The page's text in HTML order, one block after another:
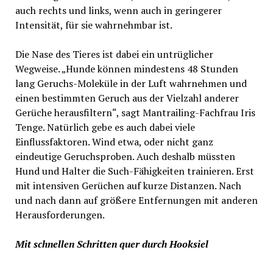
auch rechts und links, wenn auch in geringerer
Intensität, für sie wahrnehmbar ist.
Die Nase des Tieres ist dabei ein untrüglicher
Wegweise. „Hunde können mindestens 48 Stunden
lang Geruchs-Moleküle in der Luft wahrnehmen und
einen bestimmten Geruch aus der Vielzahl anderer
Gerüche herausfiltern“, sagt Mantrailing-Fachfrau Iris
Tenge. Natürlich gebe es auch dabei viele
Einflussfaktoren. Wind etwa, oder nicht ganz
eindeutige Geruchsproben. Auch deshalb müssten
Hund und Halter die Such-Fähigkeiten trainieren. Erst
mit intensiven Gerüchen auf kurze Distanzen. Nach
und nach dann auf größere Entfernungen mit anderen
Herausforderungen.
Mit schnellen Schritten quer durch Hooksiel